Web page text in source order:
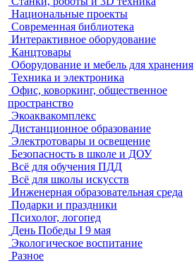
Национальные проекты
Современная библиотека
Интерактивное оборудование
Канцтовары
Оборудование и мебель для хранения
Техника и электроника
Офис, коворкинг, общественное
пространство
Экоаквакомплекс
Дистанционное образование
Электротовары и освещение
Безопасность в школе и ДОУ
Всё для обучения ПДД
Всё для школы искусств
Инженерная образовательная среда
Подарки и праздники
Психолог, логопед
День Победы I 9 мая
Экологическое воспитание
Разное